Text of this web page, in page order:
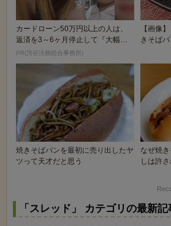
カードローン50万円以上の人は、
返済を3～6ヶ月停止して『大幅に
減額してから返済...
PR(渋谷法務総合事務所)
【画像
きそば
焼きそばパンを最初に売り出したヤ
ツって天才だと思う
なぜ焼
しは許
「スレッド」 カテゴリの最新記